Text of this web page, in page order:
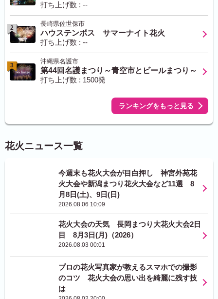
打ち上げ数 : --
2
長崎県佐世保市
ハウステンボス サマーナイト花火
打ち上げ数 : --
3
沖縄県名護市
第44回名護まつり～青空市とビールまつり～
打ち上げ数 : 1500発
ランキングをもっと見る
花火ニュース一覧
今週末も花火大会が目白押し 神宮外苑花
火大会や新潟まつり花火大会など11選 8
月8日(土)、9日(日)
2026.08.06 10:09
花火大会の天気 長岡まつり大花火大会2日
目 8月3日(月)（2026）
2026.08.03 00:01
プロの花火写真家が教えるスマホでの撮影
のコツ 花火大会の思い出を綺麗に残す技
は